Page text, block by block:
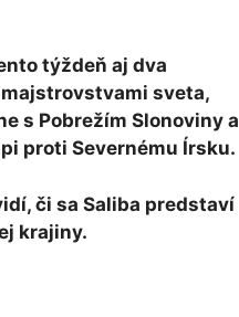
týždeň aj dva
sveta,
s Pobrežím Slonoviny a
proti Severnému Írsku.
či sa Saliba predstaví
krajiny.